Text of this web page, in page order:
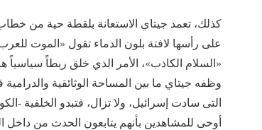
كذلك، تعمد جيتاي الاستعانة بلقطة حية من خطاب
على رأسها لافتة بلون الدماء تقول «الموت
«السلام الكاذب»، الأمر الذي خلق ربطاً
وظفه جيتاي ما بين المساحة الوثائقية
التى سادت إسرائيل، ولا تزال، فتبدو الخلفية -
أوحى للمشاهدين بأنهم يتابعون الحدث من داخل